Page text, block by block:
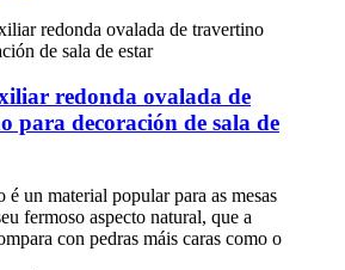
redonda ovalada de
para decoración de sala de
é un material popular para as mesas
fermoso aspecto natural, que a
con pedras máis caras como o